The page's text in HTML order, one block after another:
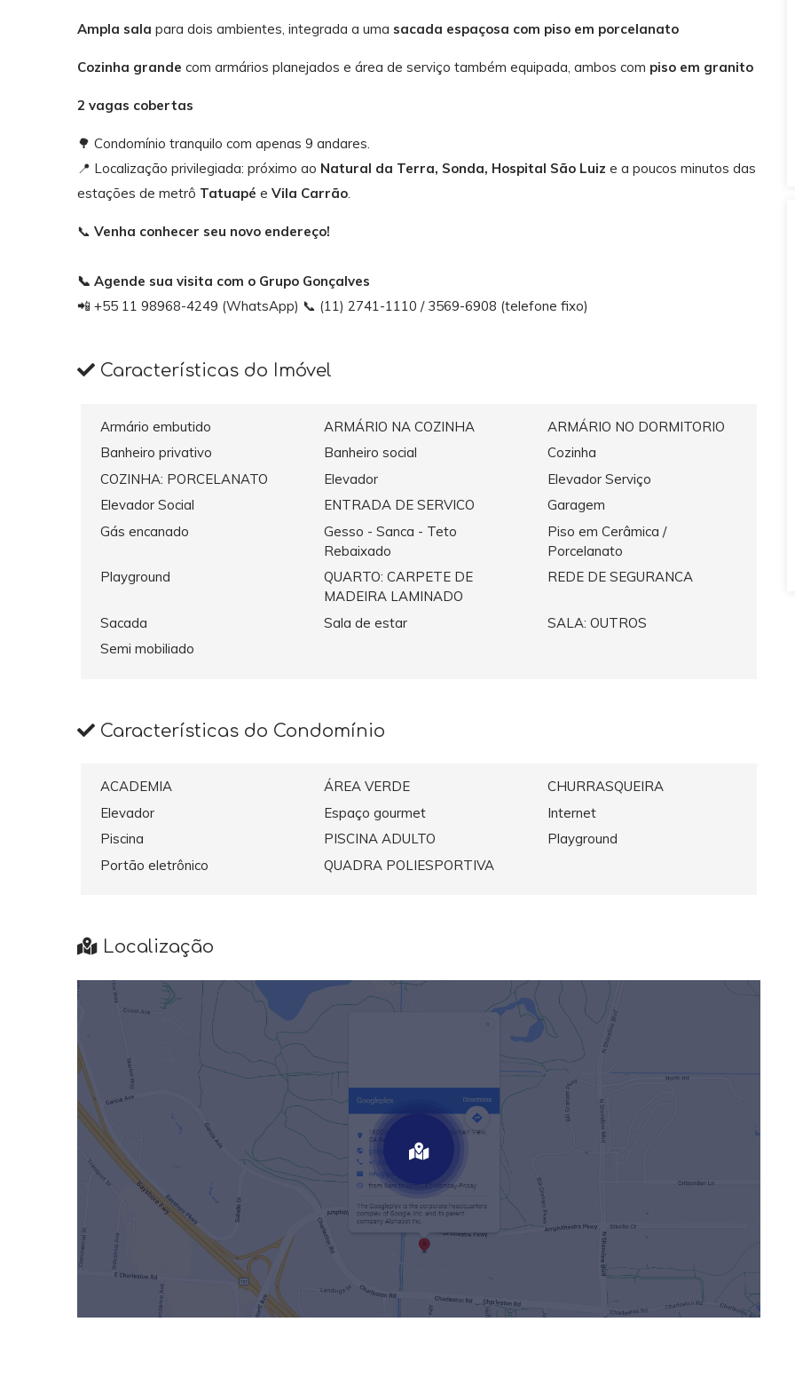
Ampla sala para dois ambientes, integrada a uma sacada espaçosa com piso em porcelanato
Cozinha grande com armários planejados e área de serviço também equipada, ambos com piso em granito
2 vagas cobertas
🌳 Condomínio tranquilo com apenas 9 andares.
📍 Localização privilegiada: próximo ao Natural da Terra, Sonda, Hospital São Luiz e a poucos minutos das
estações de metrô Tatuapé e Vila Carrão.
📞 Venha conhecer seu novo endereço!
📞 Agende sua visita com o Grupo Gonçalves
📲 +55 11 98968-4249 (WhatsApp) 📞 (11) 2741-1110 / 3569-6908 (telefone fixo)
Características do Imóvel
Armário embutido ARMÁRIO NA COZINHA
ARMÁRIO NO DORMITORIO
Banheiro privativo
Banheiro social
Cozinha
COZINHA: PORCELANATO
Elevador
Elevador Serviço
Elevador Social
ENTRADA DE SERVICO
Garagem
Gás encanado
Gesso - Sanca - Teto
Rebaixado
Piso em Cerâmica /
Porcelanato
Playground
QUARTO: CARPETE DE
MADEIRA LAMINADO
REDE DE SEGURANCA
Sacada Sala de estar
SALA: OUTROS
Semi mobiliado
Características do Condomínio
ACADEMIA ÁREA VERDE
CHURRASQUEIRA
Elevador
Espaço gourmet
Internet
Piscina
PISCINA ADULTO
Playground
Portão eletrônico
QUADRA POLIESPORTIVA
Localização